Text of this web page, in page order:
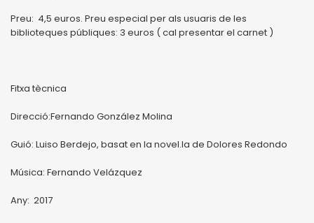
Preu: 4,5 euros. Preu especial per als usuaris de les
biblioteques públiques: 3 euros ( cal presentar el carnet )
Fitxa tècnica
Direcció:Fernando González Molina
Guió: Luiso Berdejo, basat en la novel.la de Dolores Redondo
Música: Fernando Velázquez
Any: 2017